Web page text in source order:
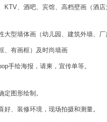
KTV、酒吧、宾馆、高档壁画（酒
大型墙体画（幼儿园、建筑外墙、
、有画框）及时尚墙画
手绘海报，请柬，宣传单等。
定图形绘制。
、装修环境，现场拍摄和测量。